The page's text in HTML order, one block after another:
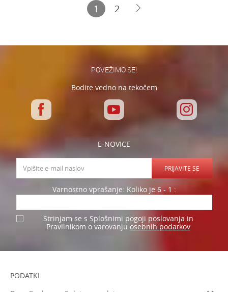
1 2
POVEŽIMO SE!
Bodite vedno na tekočem
E-NOVICE
PRIJAVITE SE
Varnostno vprašanje: Koliko je 6 - 1 :
Strinjam se s Splošnimi pogoji poslovanja in
Pravilnikom o varovanju osebnih podatkov
PODATKI